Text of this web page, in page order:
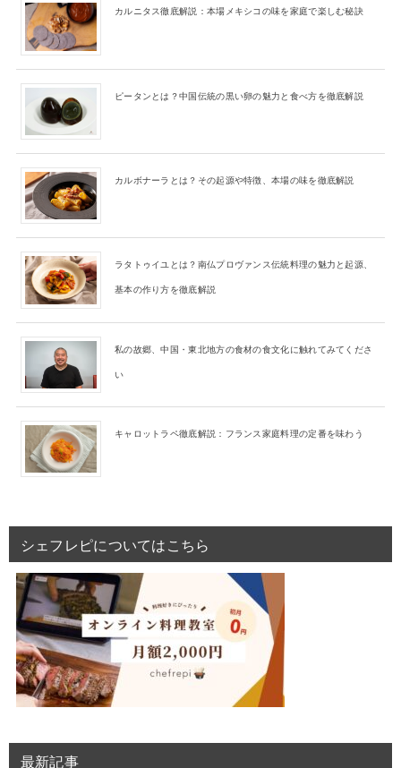
カルニタス徹底解説：本場メキシコの味を家庭で楽しむ秘訣
ピータンとは？中国伝統の黒い卵の魅力と食べ方を徹底解説
カルボナーラとは？その起源や特徴、本場の味を徹底解説
ラタトゥイユとは？南仏プロヴァンス伝統料理の魅力と起源、
基本の作り方を徹底解説
私の故郷、中国・東北地方の食材の食文化に触れてみてくださ
い
キャロットラペ徹底解説：フランス家庭料理の定番を味わう
シェフレピについてはこちら
最新記事